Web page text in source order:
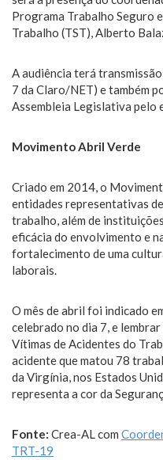
Programa Trabalho Seguro
Trabalho (TST), Alberto
A audiência terá
7 da Claro/NET) e também
Assembleia Legislativa pelo
Movimento Abril Verde
Criado em 2014, o
entidades representativas
trabalho, além de
eficácia do envolvimento e
fortalecimento de uma
laborais.
O mês de abril foi indicado
celebrado no dia 7, e
Vítimas de Acidentes do
acidente que matou 78
da Virgínia, nos Estados
representa a cor da
Fonte: Crea-AL com
TRT-19